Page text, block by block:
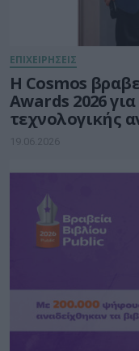
ΕΠΙΧΕΙΡΗΣΕΙΣ
Η Cosmos
Awards 2026
τεχνολογικής
Φλοίσβου
19.06.2026